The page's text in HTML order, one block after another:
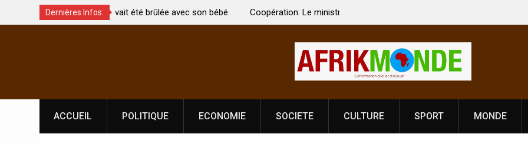
Dernières Infos:
brûlée avec son bébé
Coopération: Le ministre Indien Kirti Vardhan Singh à
Abidjan pour la célébration de la Fête de
Côte d’Ivoire, l’opérateur culturel Soldat
prononce
ACCUEIL POLITIQUE ECONOMIE SOCIETE CULTURE SPORT MONDE